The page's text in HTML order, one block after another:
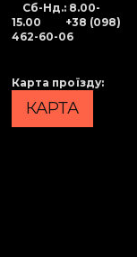
Сб-Нд.: 8.00-
15.00 +38 (098)
462-60-06
Карта проїзду:
КАРТА